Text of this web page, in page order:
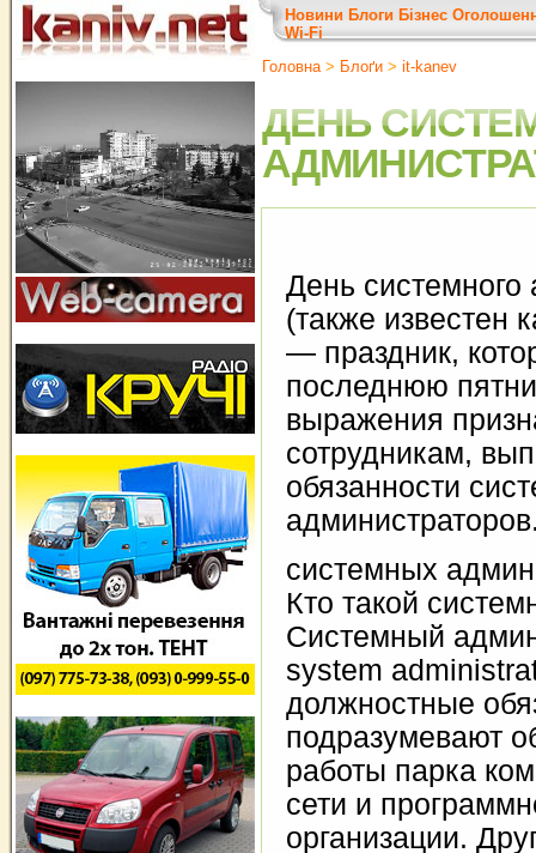
Новини Блоги Бізнес
Wi-Fi
Головна> Блоґи > it-kanev
ДЕНЬ
День системного
(также известен
— праздник,
последнюю
выражения
сотрудникам,
обязанности
системных
Кто такой
Системный
system
должностные
подразумевают
работы парка
сети и
организации.